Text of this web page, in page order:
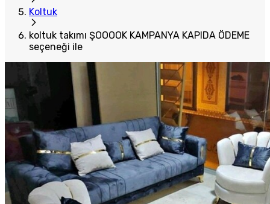
Koltuk
koltuk takımı ŞOOOOK KAMPANYA KAPIDA ÖDEME
seçeneği ile